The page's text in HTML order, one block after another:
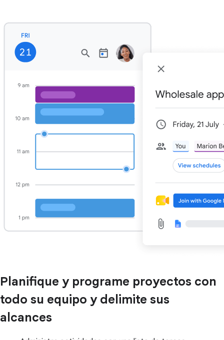
Planifique y programe proyectos con
todo su equipo y delimite sus
alcances